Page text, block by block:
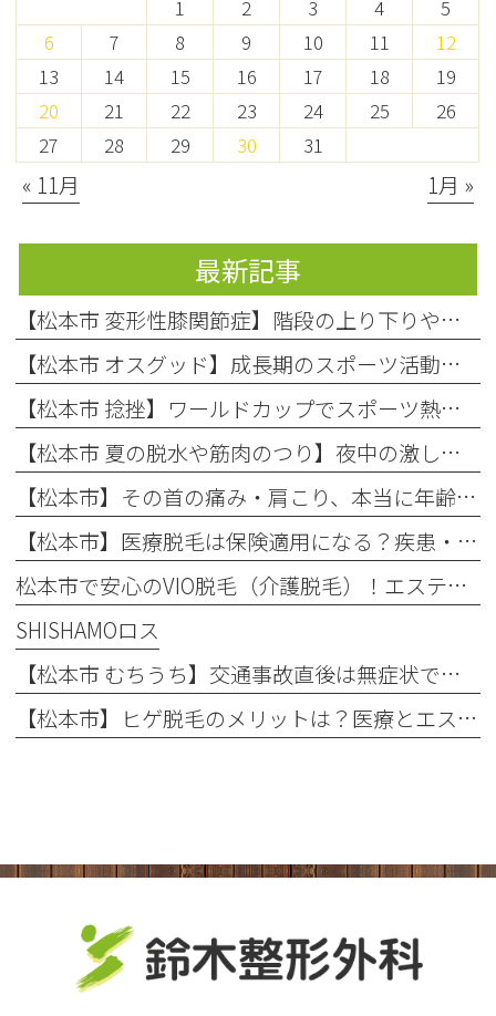
1 2 3 4
5
6
7 8 9 10 11
12
13
14 15 16 17 18
19
20
21 22 23 24 25
26
27
28 29 30 31
« 11月 1月 »
最新記事
【松本市 変形性膝関節症】階段の上り下りや立ち上がりがつらい…中高年の膝の痛み、あきらめないで！
【松本市 オスグッド】成長期のスポーツ活動で起こりやすい膝の痛み「オスグッド・シュラッター病」の原因と対処法
【松本市 捻挫】ワールドカップでスポーツ熱上昇中！お子様の「捻挫」にご注意を
【松本市 夏の脱水や筋肉のつり】夜中の激しい痛み…それ、夏の「隠れ脱水」が原因かもしれません！
【松本市】その首の痛み・肩こり、本当に年齢のせい？知っておきたい「首の危険信号」
【松本市】医療脱毛は保険適用になる？疾患・肌荒れに悩む方へ整形外科での脱毛を徹底解説！
松本市で安心のVIO脱毛（介護脱毛）！エステとの違いや回数を解説
SHISHAMOロス
【松本市 むちうち】交通事故直後は無症状でも要注意！後遺症を防ぐ早期受診と自賠責保険のポイント
【松本市】ヒゲ脱毛のメリットは？医療とエステの違いや「値段・回数・痛み」を徹底解説